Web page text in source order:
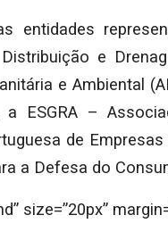
entidades
e
e Ambiental
a ESGRA –
de
a Defesa do
size=”20px”